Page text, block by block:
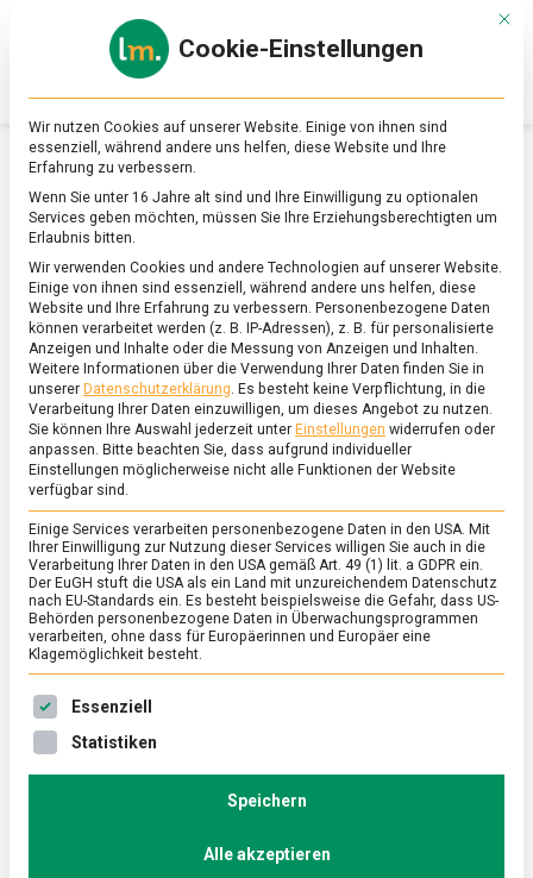
Online-
Magazin
zu
&
Ernährung
SCHLAGWORT:KUPFER
ERNÄHRUNG & GESUNDHEIT /FEATURED
Kochen fürs Immunsystem –
Mineralstoffe
22. Februar 2022
–
In der dritten Folge von „Kochen fürs Immunsystem“
stehen bei Ernährungsberaterin und Köchin Linda
Otto die Mineralstoffe im Fokus. Um Zink, Selen,
Schwarzwurzel-Risotto mit Spiegelei und erklärt,
Mit
Cookie-Einstellungen
Wir nutzen Cookies auf unserer Website. Einige von ihnen sind
essenziell, während andere uns helfen, diese Website und Ihre
Erfahrung zu verbessern.
Wenn Sie unter 16 Jahre alt sind und Ihre Einwilligung zu optionalen
Services geben möchten, müssen Sie Ihre Erziehungsberechtigten um
Erlaubnis bitten.
Wir verwenden Cookies und andere Technologien auf unserer Website.
Einige von ihnen sind essenziell, während andere uns helfen, diese
Website und Ihre Erfahrung zu verbessern. Personenbezogene Daten
können verarbeitet werden (z. B. IP-Adressen), z. B. für personalisierte
Anzeigen und Inhalte oder die Messung von Anzeigen und Inhalten.
Weitere Informationen über die Verwendung Ihrer Daten finden Sie in
unserer Datenschutzerklärung. Es besteht keine Verpflichtung, in die
Verarbeitung Ihrer Daten einzuwilligen, um dieses Angebot zu nutzen.
Sie können Ihre Auswahl jederzeit unter Einstellungen widerrufen oder
anpassen. Bitte beachten Sie, dass aufgrund individueller
Einstellungen möglicherweise nicht alle Funktionen der Website
verfügbar sind.
Einige Services verarbeiten personenbezogene Daten in den USA. Mit
Ihrer Einwilligung zur Nutzung dieser Services willigen Sie auch in die
Verarbeitung Ihrer Daten in den USA gemäß Art. 49 (1) lit. a GDPR ein.
Der EuGH stuft die USA als ein Land mit unzureichendem Datenschutz
nach EU-Standards ein. Es besteht beispielsweise die Gefahr, dass US-
Behörden personenbezogene Daten in Überwachungsprogrammen
verarbeiten, ohne dass für Europäerinnen und Europäer eine
Klagemöglichkeit besteht.
Es folgt eine Liste der Service-Gruppen, für die eine
Essenziell
Statistiken
Speichern
Alle akzeptieren